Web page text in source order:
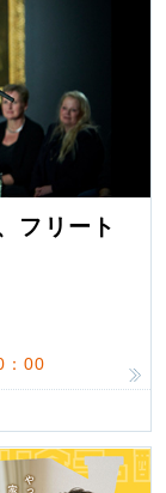
フリート
：00